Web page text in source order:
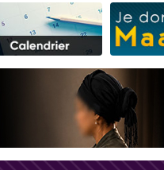
4 personnes viennent de nous
3 personnes viennent de nous
3 personnes viennent de faire
Odaya vient de donner son Maasser
2 personnes viennent de nous
13 personnes viennent de
12 nouvelles musiques dans